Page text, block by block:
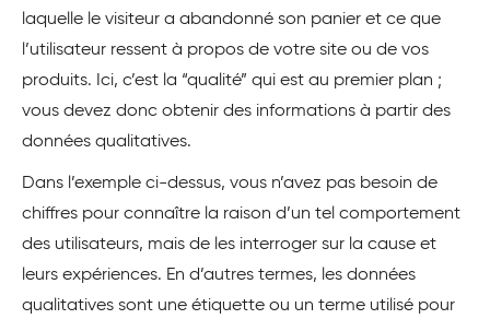
laquelle le visiteur a abandonné son panier et ce que
l’utilisateur ressent à propos de votre site ou de vos
produits. Ici, c’est la “qualité” qui est au premier plan ;
vous devez donc obtenir des informations à partir des
données qualitatives.
Dans l’exemple ci-dessus, vous n’avez pas besoin de
chiffres pour connaître la raison d’un tel comportement
des utilisateurs, mais de les interroger sur la cause et
leurs expériences. En d’autres termes, les données
qualitatives sont une étiquette ou un terme utilisé pour